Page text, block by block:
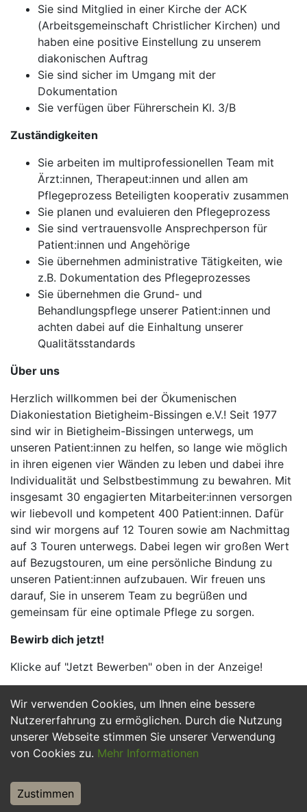
Wir verwenden Cookies, um Ihnen eine bessere
Nutzererfahrung zu ermöglichen. Durch die Nutzung
unserer Webseite stimmen Sie unserer Verwendung
von Cookies zu. Mehr Informationen
Zustimmen
Sie sind Mitglied in einer Kirche der ACK
(Arbeitsgemeinschaft Christlicher Kirchen) und
haben eine positive Einstellung zu unserem
diakonischen Auftrag
Sie sind sicher im Umgang mit der
Dokumentation
Sie verfügen über Führerschein Kl. 3/B
Zuständigkeiten
Sie arbeiten im multiprofessionellen Team mit
Ärzt:innen, Therapeut:innen und allen am
Pflegeprozess Beteiligten kooperativ zusammen
Sie planen und evaluieren den Pflegeprozess
Sie sind vertrauensvolle Ansprechperson für
Patient:innen und Angehörige
Sie übernehmen administrative Tätigkeiten, wie
z.B. Dokumentation des Pflegeprozesses
Sie übernehmen die Grund- und
Behandlungspflege unserer Patient:innen und
achten dabei auf die Einhaltung unserer
Qualitätsstandards
Über uns
Herzlich willkommen bei der Ökumenischen
Diakoniestation Bietigheim-Bissingen e.V.! Seit 1977
sind wir in Bietigheim-Bissingen unterwegs, um
unseren Patient:innen zu helfen, so lange wie möglich
in ihren eigenen vier Wänden zu leben und dabei ihre
Individualität und Selbstbestimmung zu bewahren. Mit
insgesamt 30 engagierten Mitarbeiter:innen versorgen
wir liebevoll und kompetent 400 Patient:innen. Dafür
sind wir morgens auf 12 Touren sowie am Nachmittag
auf 3 Touren unterwegs. Dabei legen wir großen Wert
auf Bezugstouren, um eine persönliche Bindung zu
unseren Patient:innen aufzubauen. Wir freuen uns
darauf, Sie in unserem Team zu begrüßen und
gemeinsam für eine optimale Pflege zu sorgen.
Bewirb dich jetzt!
Klicke auf "Jetzt Bewerben" oben in der Anzeige!
Jetzt Bewerben